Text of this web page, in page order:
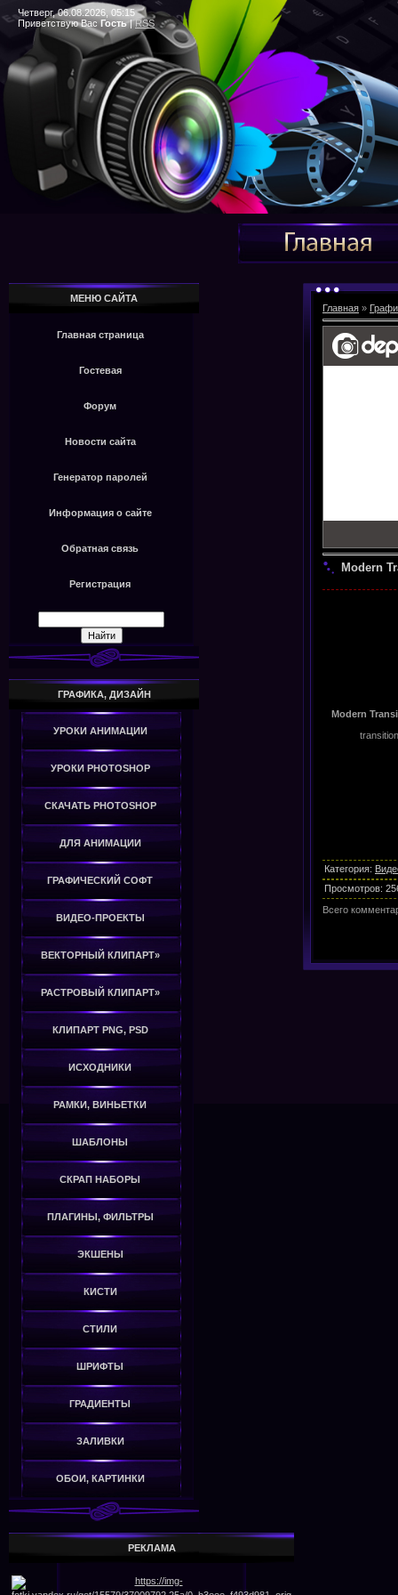
Четверг, 06.08.2026, 05:15
Приветствую Вас Гость|RSS
МЕНЮ САЙТА
Главная страница
Гостевая
Форум
Новости сайта
Генератор паролей
Информация о сайте
Обратная связь
Регистрация
ГРАФИКА, ДИЗАЙН
УРОКИ АНИМАЦИИ
УРОКИ PHOTOSHOP
СКАЧАТЬ PHOTOSHOP
ДЛЯ АНИМАЦИИ
ГРАФИЧЕСКИЙ СОФТ
ВИДЕО-ПРОЕКТЫ
ВЕКТОРНЫЙ КЛИПАРТ»
РАСТРОВЫЙ КЛИПАРТ»
КЛИПАРТ PNG, PSD
ИСХОДНИКИ
РАМКИ, ВИНЬЕТКИ
ШАБЛОНЫ
СКРАП НАБОРЫ
ПЛАГИНЫ, ФИЛЬТРЫ
ЭКШЕНЫ
КИСТИ
СТИЛИ
ШРИФТЫ
ГРАДИЕНТЫ
ЗАЛИВКИ
ОБОИ, КАРТИНКИ
РЕКЛАМА
Главная »
Modern
Modern
Категория:
Просмотров:
Всего